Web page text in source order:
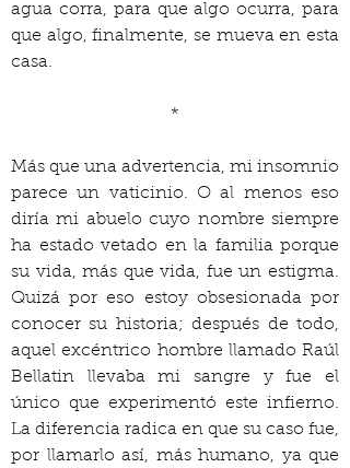
agua corra, para que algo ocurra, para
que algo, finalmente, se mueva en esta
casa.
*
Más que una advertencia, mi insomnio
parece un vaticinio. O al menos eso
diría mi abuelo cuyo nombre siempre
ha estado vetado en la familia porque
su vida, más que vida, fue un estigma.
Quizá por eso estoy obsesionada por
conocer su historia; después de todo,
aquel excéntrico hombre llamado Raúl
Bellatin llevaba mi sangre y fue el
único que experimentó este infierno.
La diferencia radica en que su caso fue,
por llamarlo así, más humano, ya que